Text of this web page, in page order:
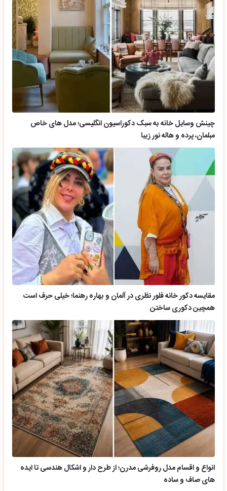
چینش وسایل خانه به سبک دکوراسیون انگلیسی؛ مدل های خاص
مبلمان، پرده و هاله نور زیبا
مقایسه دکور خانه فلور نظری در آلمان و بهاره رهنما؛ خیلی حرف است
همچین دکوری ساختن
انواع و اقسام مدل روفرشی مدرن؛ از طرح دار و اشکال هندسی تا ایده
های صاف و ساده